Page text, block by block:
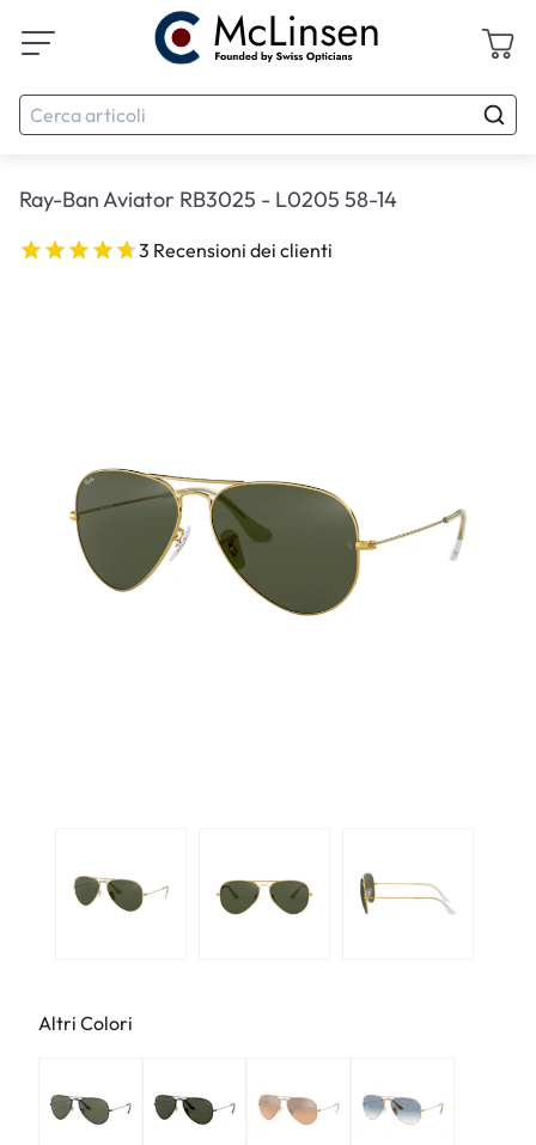
Ray-Ban Aviator RB3025 - L0205 58-14
3 Recensioni dei clienti
Altri Colori